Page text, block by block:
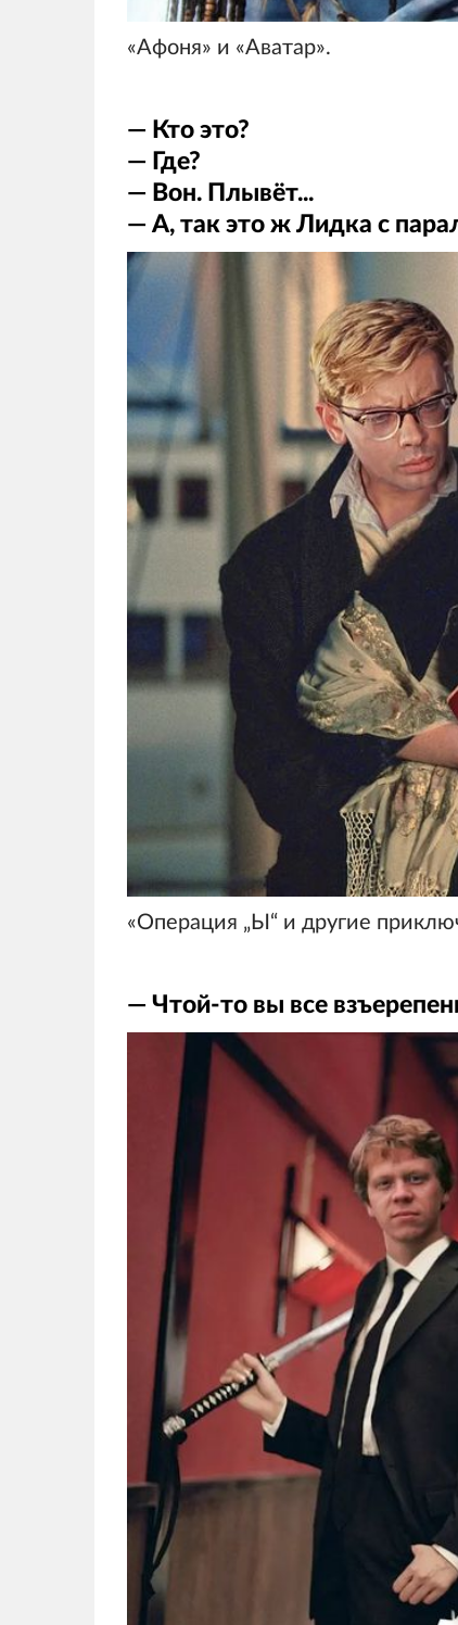
«Афоня» и «Аватар».
— Кто это?
— Где?
— Вон. Плывёт...
— А, так это ж Лидка с
«Операция „Ы“ и другие
― Чтой-то вы все